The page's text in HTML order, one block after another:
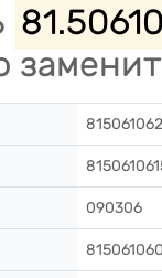
090306